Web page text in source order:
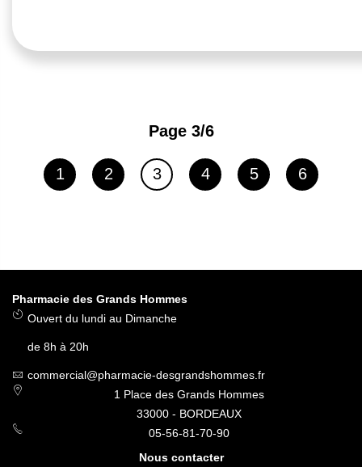
Page 3/6
PagePage
1 Page
2
Vous lisez actuellement la
3 Page
4 Page
5 Page
6
Pharmacie des Grands Hommes
Ouvert du lundi au Dimanche
de 8h à 20h
commercial@pharmacie-desgrandshommes.fr
1 Place des Grands Hommes
33000 - BORDEAUX
05-56-81-70-90
Nous contacter